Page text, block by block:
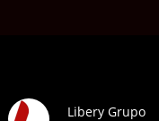
Libery Grupo